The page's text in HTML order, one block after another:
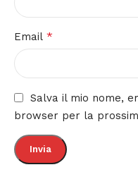
Email *
Salva il mio nome,
browser per la